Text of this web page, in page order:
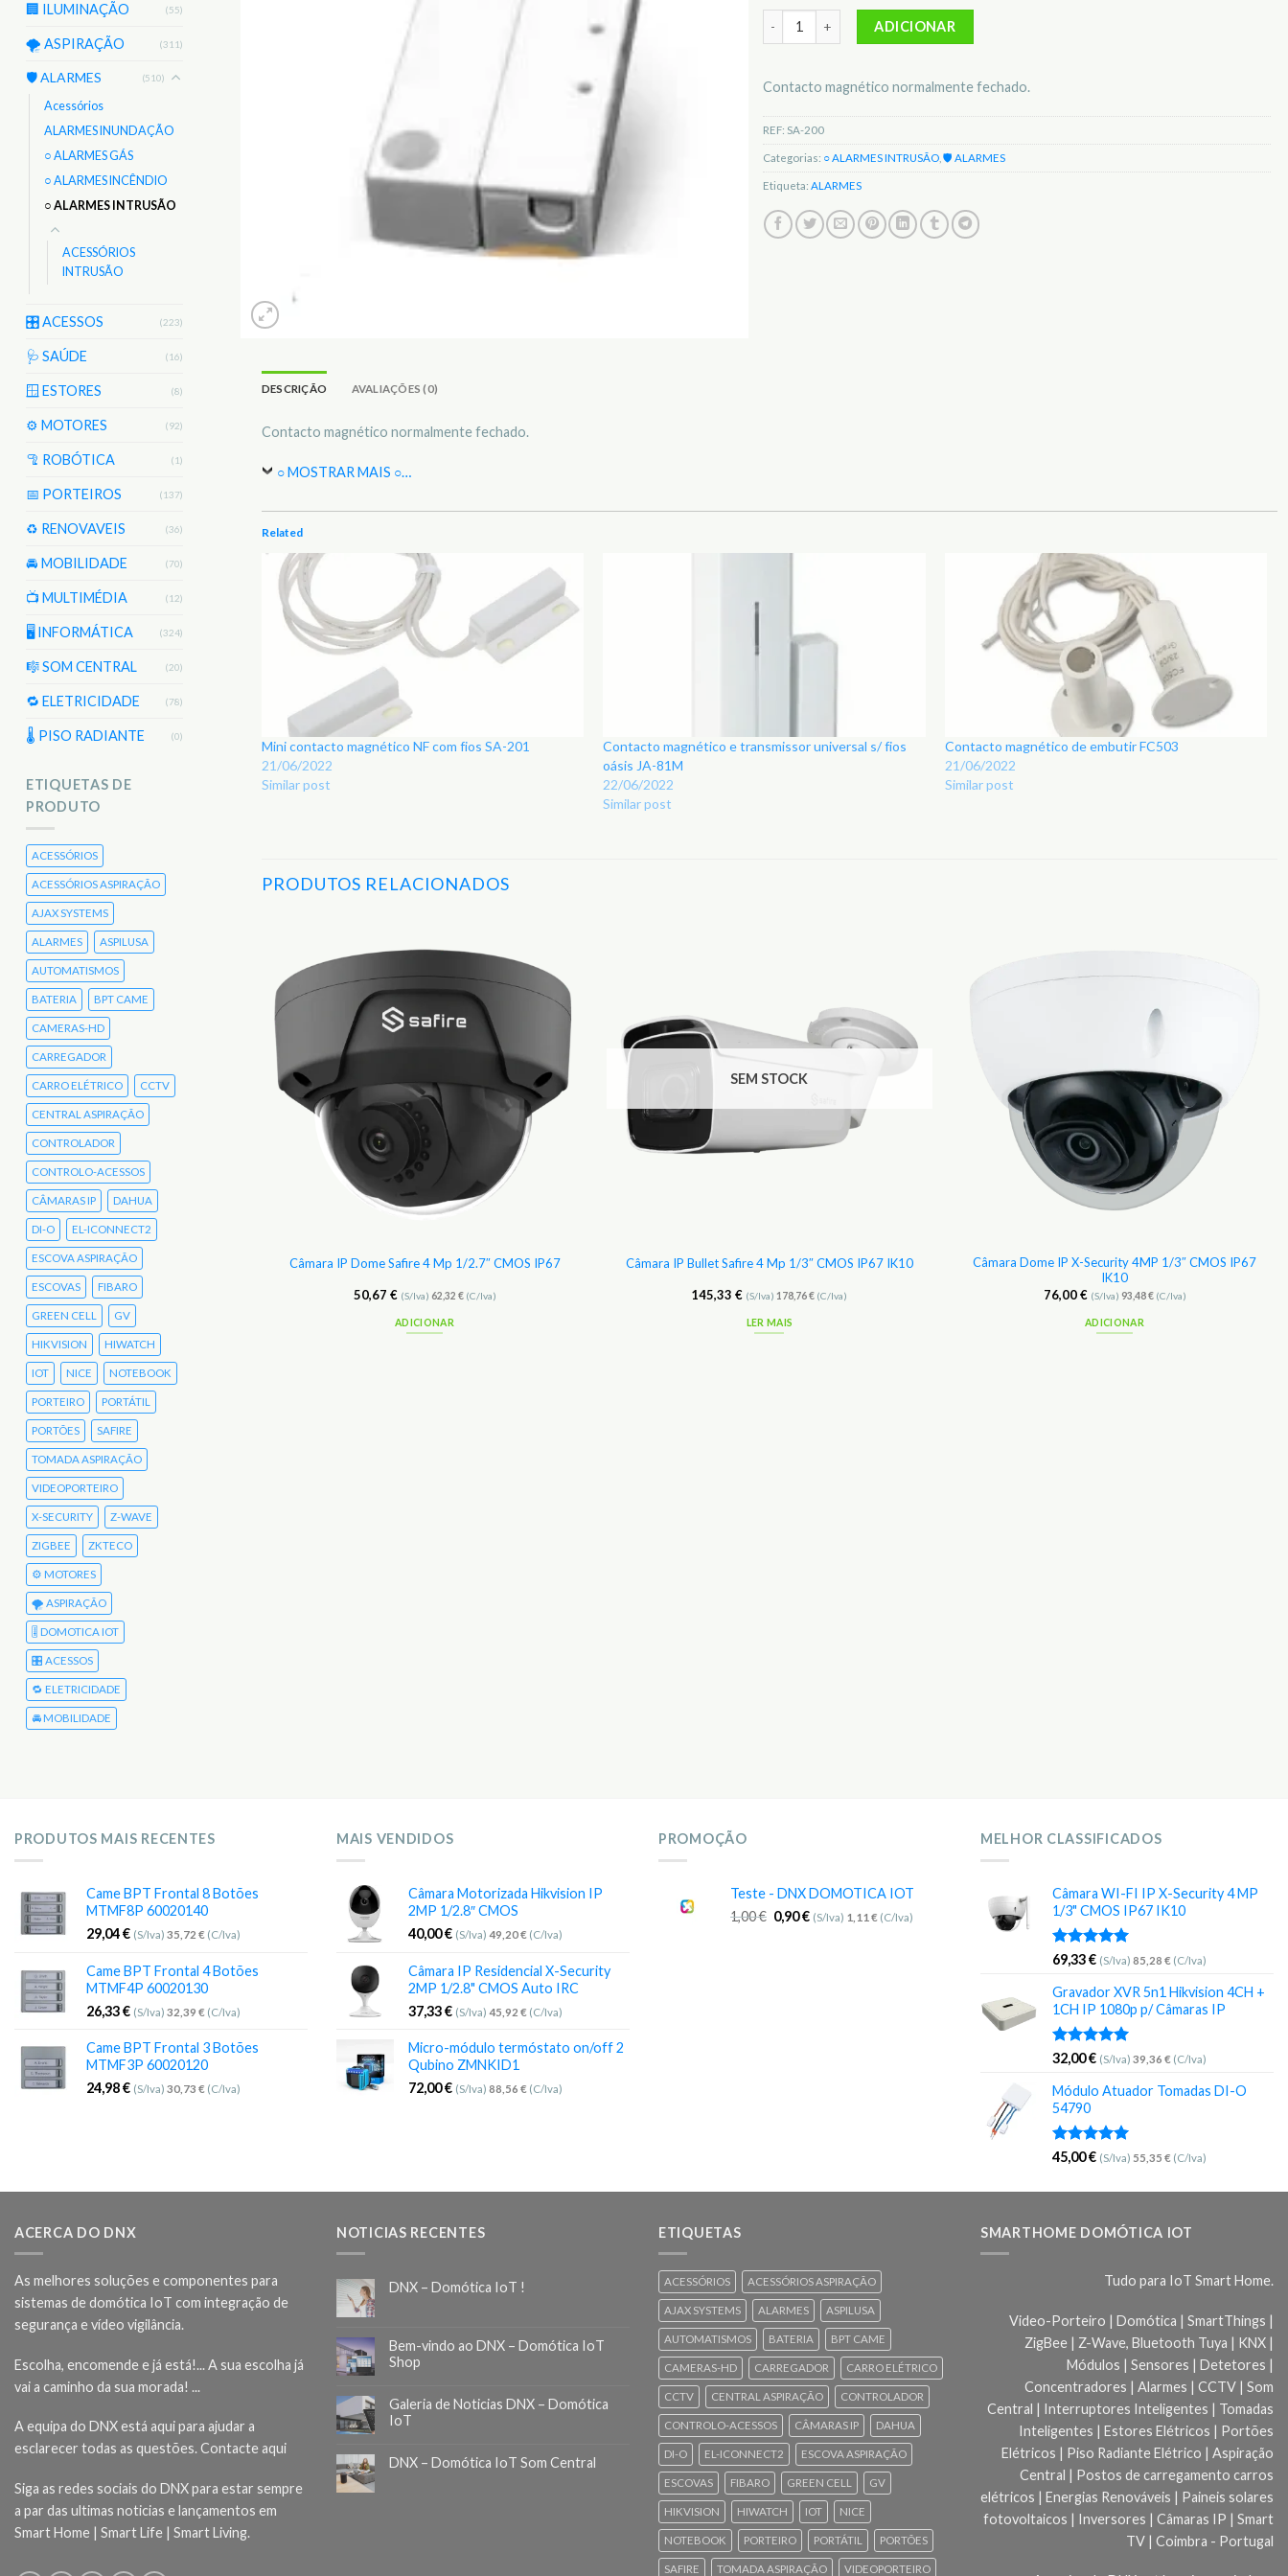
🏢 ILUMINAÇÃO (55)
🌪️ ASPIRAÇÃO (311)
🛡️ ALARMES (510)
Acessórios
ALARMES INUNDAÇÃO
○ ALARMES GÁS
○ ALARMES INCÊNDIO
○ ALARMES INTRUSÃO
ACESSÓRIOS
INTRUSÃO
🎛️ ACESSOS (223)
🩺 SAÚDE (16)
🪟 ESTORES (8)
⚙️ MOTORES (92)
🦿 ROBÓTICA (1)
📅 PORTEIROS (137)
♻️ RENOVAVEIS (36)
🚘 MOBILIDADE (70)
📺 MULTIMÉDIA (12)
🖥️ INFORMÁTICA (324)
🎼 SOM CENTRAL (20)
🔁 ELETRICIDADE (78)
🌡 PISO RADIANTE (0)
ETIQUETAS DE
PRODUTO
ACESSÓRIOS
ACESSÓRIOS ASPIRAÇÃO
AJAX SYSTEMS
ALARMES ASPILUSA
AUTOMATISMOS
BATERIA BPT CAME
CAMERAS-HD
CARREGADOR
CARRO ELÉTRICO CCTV
CENTRAL ASPIRAÇÃO
CONTROLADOR
CONTROLO-ACESSOS
CÂMARAS IP DAHUA
DI-O EL-ICONNECT2
ESCOVA ASPIRAÇÃO
ESCOVAS FIBARO
GREEN CELL GV
HIKVISION HIWATCH
IOT NICE NOTEBOOK
PORTEIRO PORTÁTIL
PORTÕES SAFIRE
TOMADA ASPIRAÇÃO
VIDEOPORTEIRO
X-SECURITY Z-WAVE
ZIGBEE ZKTECO
⚙️ MOTORES
🌪️ ASPIRAÇÃO
🎚️ DOMOTICA IOT
🎛️ ACESSOS
🔁 ELETRICIDADE
🚘 MOBILIDADE
Quantidade de Contacto magnético NF c/ fios SA-200
ADICIONAR
Contacto magnético normalmente fechado.
REF: SA-200
Categorias: ○ ALARMES INTRUSÃO 🛡️ ALARMES
Etiqueta: ALARMES
DESCRIÇÃO AVALIAÇÕES (0)
Contacto magnético normalmente fechado.
○ MOSTRAR MAIS ○…
Related
Mini contacto magnético NF com fios SA-201
21/06/2022
Similar post
Contacto magnético e transmissor universal s/ fios
oásis JA-81M
22/06/2022
Similar post
Contacto magnético de embutir FC503
21/06/2022
Similar post
PRODUTOS RELACIONADOS
Adicionar
aos
Favoritos
Câmara IP Dome Safire 4 Mp 1/2.7″ CMOS IP67
50,67 € (S/Iva) 62,32 €(C/Iva)
ADICIONAR
SEM STOCK
Câmara IP Bullet Safire 4 Mp 1/3″ CMOS IP67 IK10
145,33€ (S/Iva)178,76€ (C/Iva)
LER MAIS
Câmara Dome IP X-Security 4MP 1/3″ CMOS IP67
IK10
76,00€ (S/Iva) 93,48€(C/Iva)
ADICIONAR
Bullet Safire 4 Mp 1/3″ CMOS IP67
104,00€ (S/Iva) 127,92€(C/Iva)
ADICIONAR
PRODUTOS MAIS RECENTES
Came BPT Frontal 8 Botões
MTMF8P 60020140
29,04€ (S/Iva) 35,72 € (C/Iva)
Came BPT Frontal 4 Botões
MTMF4P 60020130
26,33€ (S/Iva) 32,39 € (C/Iva)
Came BPT Frontal 3 Botões
MTMF3P 60020120
24,98€ (S/Iva) 30,73 € (C/Iva)
MAIS VENDIDOS
Câmara Motorizada Hikvision IP
2MP 1/2.8″ CMOS
40,00€ (S/Iva) 49,20€ (C/Iva)
Câmara IP Residencial X-Security
2MP 1/2.8" CMOS Auto IRC
37,33€ (S/Iva) 45,92 € (C/Iva)
Micro-módulo termóstato on/off 2
Qubino ZMNKID1
72,00€ (S/Iva) 88,56 € (C/Iva)
PROMOÇÃO
Teste - DNX DOMOTICA IOT
1,00€ 0,90€ (S/Iva) 1,11€ (C/Iva)
MELHOR CLASSIFICADOS
Câmara WI-FI IP X-Security 4 MP
1/3" CMOS IP67 IK10
Avaliação
69,33€ (S/Iva) 85,28 € (C/Iva)
Gravador XVR 5n1 Hikvision 4CH +
1CH IP 1080p p/ Câmaras IP
Avaliação
32,00€ (S/Iva) 39,36 € (C/Iva)
Módulo Atuador Tomadas DI-O
54790
Avaliação
45,00€ (S/Iva) 55,35 € (C/Iva)
ACERCA DO DNX
As melhores soluções e componentes para
sistemas de domótica IoT com integração de
segurança e vídeo vigilância.
Escolha, encomende e já está!... A sua escolha já
vai a caminho da sua morada! ...
A equipa do DNX está aqui para ajudar a
esclarecer todas as questões.Contacte aqui
Siga as redes sociais do DNX para estar sempre
a par das ultimas noticias e lançamentos em
Smart Home | Smart Life | Smart Living.
NOTICIAS RECENTES
DNX – Domótica IoT !
Bem-vindo ao DNX – Domótica IoT
Shop
Galeria de Noticias DNX – Domótica
IoT
DNX – Domótica IoT Som Central
ETIQUETAS
ACESSÓRIOS ACESSÓRIOS ASPIRAÇÃO
AJAX SYSTEMS ALARMES ASPILUSA
AUTOMATISMOS BATERIA BPT CAME
CAMERAS-HD CARREGADOR CARRO ELÉTRICO
CCTV CENTRAL ASPIRAÇÃO CONTROLADOR
CONTROLO-ACESSOS CÂMARAS IP DAHUA
DI-O EL-ICONNECT2 ESCOVA ASPIRAÇÃO
ESCOVAS FIBARO GREEN CELL GV
HIKVISION HIWATCH IOT NICE
NOTEBOOK PORTEIRO PORTÁTIL PORTÕES
SAFIRE TOMADA ASPIRAÇÃO VIDEOPORTEIRO
SMARTHOME DOMÓTICA IOT
Tudo para IoT Smart Home.
Video-Porteiro | Domótica | SmartThings |
ZigBee | Z-Wave, Bluetooth Tuya | KNX |
Módulos | Sensores | Detetores |
Concentradores | Alarmes | CCTV | Som
Central | Interruptores Inteligentes | Tomadas
Inteligentes | Estores Elétricos | Portões
Elétricos | Piso Radiante Elétrico | Aspiração
Central | Postos de carregamento carros
elétricos | Energias Renováveis | Paineis solares
fotovoltaicos | Inversores | Câmaras IP | Smart
TV | Coimbra - Portugal